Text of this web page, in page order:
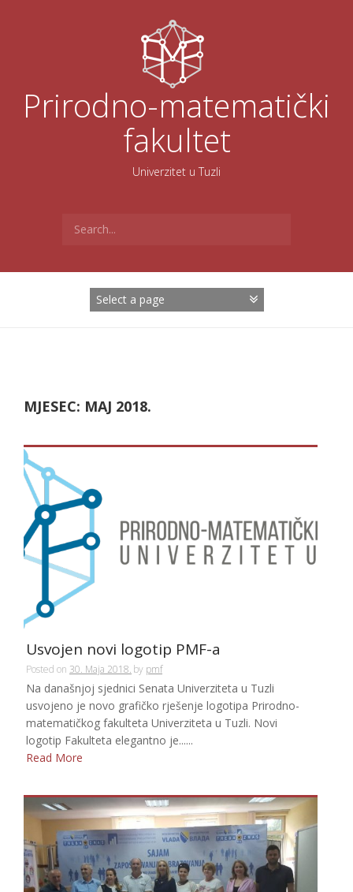
Prirodno-matematički
fakultet
Univerzitet u Tuzli
for:
MJESEC: MAJ 2018.
Usvojen novi logotip PMF-a
Posted on 30. Maja 2018. by pmf
Na današnjoj sjednici Senata Univerziteta u Tuzli
usvojeno je novo grafičko rješenje logotipa Prirodno-
matematičkog fakulteta Univerziteta u Tuzli. Novi
logotip Fakulteta elegantno je......
Read More